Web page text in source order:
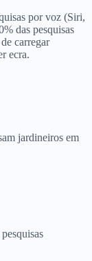
por voz (Siri,
das pesquisas
carregar
ecra.
jardineiros em